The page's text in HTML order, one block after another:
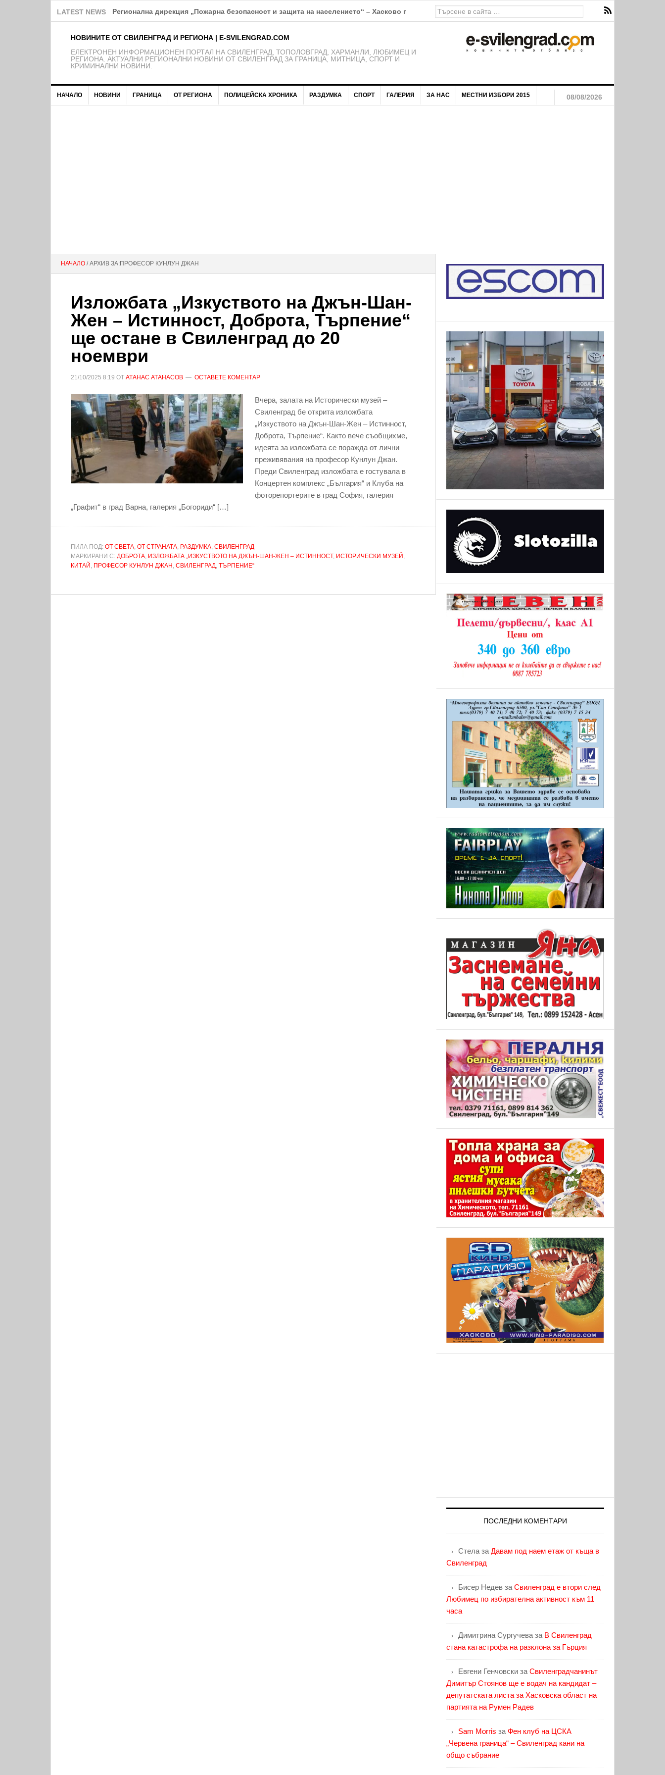
LATEST NEWS Над 150 деца от школата на ФК Свиленград – 1921 получават нови екипи
НОВИНИТЕ ОТ СВИЛЕНГРАД И РЕГИОНА | E-SVILENGRAD.COM
EЛЕКТРОНЕН ИНФОРМАЦИОНЕН ПОРТАЛ НА СВИЛЕНГРАД, ТОПОЛОВГРАД, ХАРМАНЛИ, ЛЮБИМЕЦ И
РЕГИОНА. АКТУАЛНИ РЕГИОНАЛНИ НОВИНИ ОТ СВИЛЕНГРАД ЗА ГРАНИЦА, МИТНИЦА, СПОРТ И
КРИМИНАЛНИ НОВИНИ.
НАЧАЛО НОВИНИ ГРАНИЦА ОТ РЕГИОНА ПОЛИЦЕЙСКА ХРОНИКА РАЗДУМКА СПОРТ ГАЛЕРИЯ ЗА НАС МЕСТНИ ИЗБОРИ 2015 08/08/2026
НАЧАЛО / АРХИВ ЗА:ПРОФЕСОР КУНЛУН ДЖАН
Изложбата „Изкуството на Джън-Шан-
Жен – Истинност, Доброта, Търпение“
ще остане в Свиленград до 20
ноември
21/10/2025 8:19 ОТ АТАНАС АТАНАСОВ ОСТАВЕТЕ КОМЕНТАР
Вчера, залата на Исторически музей –
Свиленград бе открита изложбата
„Изкуството на Джън-Шан-Жен – Истинност,
Доброта, Търпение“. Както вече съобщихме,
идеята за изложбата се поражда от лични
преживявания на професор Кунлун Джан.
Преди Свиленград изложбата е гостувала в
Концертен комплекс „България“ и Клуба на
фоторепортерите в град София, галерия
„Графит“ в град Варна, галерия „Богориди“ […]
ПИЛА ПОД: ОТ СВЕТА, ОТ СТРАНАТА, РАЗДУМКА, СВИЛЕНГРАД
МАРКИРАНИ С: ДОБРОТА, ИЗЛОЖБАТА „ИЗКУСТВОТО НА ДЖЪН-ШАН-ЖЕН – ИСТИННОСТ, ИСТОРИЧЕСКИ МУЗЕЙ ,
КИТАЙ , ПРОФЕСОР КУНЛУН ДЖАН , СВИЛЕНГРАД, ТЪРПЕНИЕ“
ПОСЛЕДНИ КОМЕНТАРИ
Стела за Давам под наем етаж от къща в
Свиленград
Бисер Недев за Свиленград е втори след
Любимец по избирателна активност към 11
часа
Димитрина Сургучева за В Свиленград
стана катастрофа на разклона за Гърция
Евгени Генчовски за Свиленградчанинът
Димитър Стоянов ще е водач на кандидат –
депутатската листа за Хасковска област на
партията на Румен Радев
Sam Morris за Фен клуб на ЦСКА
„Червена граница“ – Свиленград кани на
общо събрание